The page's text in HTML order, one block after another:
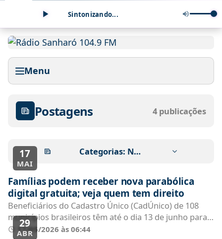
Sintonizando...
Menu
Postagens 4 publicações
Categorias: Novidade streamings
17
MAI
Famílias podem receber nova parabólica
digital gratuita; veja quem tem direito
Beneficiários do Cadastro Único (CadÚnico) de 108
municípios brasileiros têm até o dia 13 de junho para
solicitar a instalação...
17/05/2026 às 06:44
29
ABR